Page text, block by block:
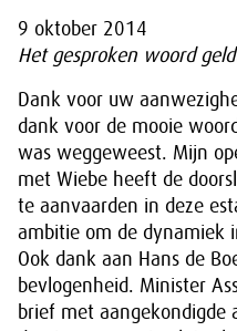
9 oktober 2014
Het gesproken woord
Dank voor uw
dank voor de mooie
was weggeweest. Mijn
met Wiebe heeft de
te aanvaarden in deze
ambitie om de dynamiek
Ook dank aan Hans de
bevlogenheid. Minister
brief met aangekondigde